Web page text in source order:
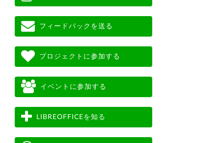
フィードバックを送る
プロジェクトに参加する
イベントに参加する
LIBREOFFICEを知る